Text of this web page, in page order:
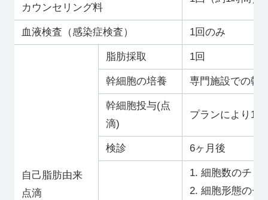
カウンセリング料
血液検査（感染症検査） 1回のみ
自己脂肪由来
点滴
脂肪採取 1回
幹細胞の培養 専門施設での幹
幹細胞投与(点
滴)
プランにより1
検診 6ヶ月後
1. 細胞数のチェ
2. 細胞形態のチ